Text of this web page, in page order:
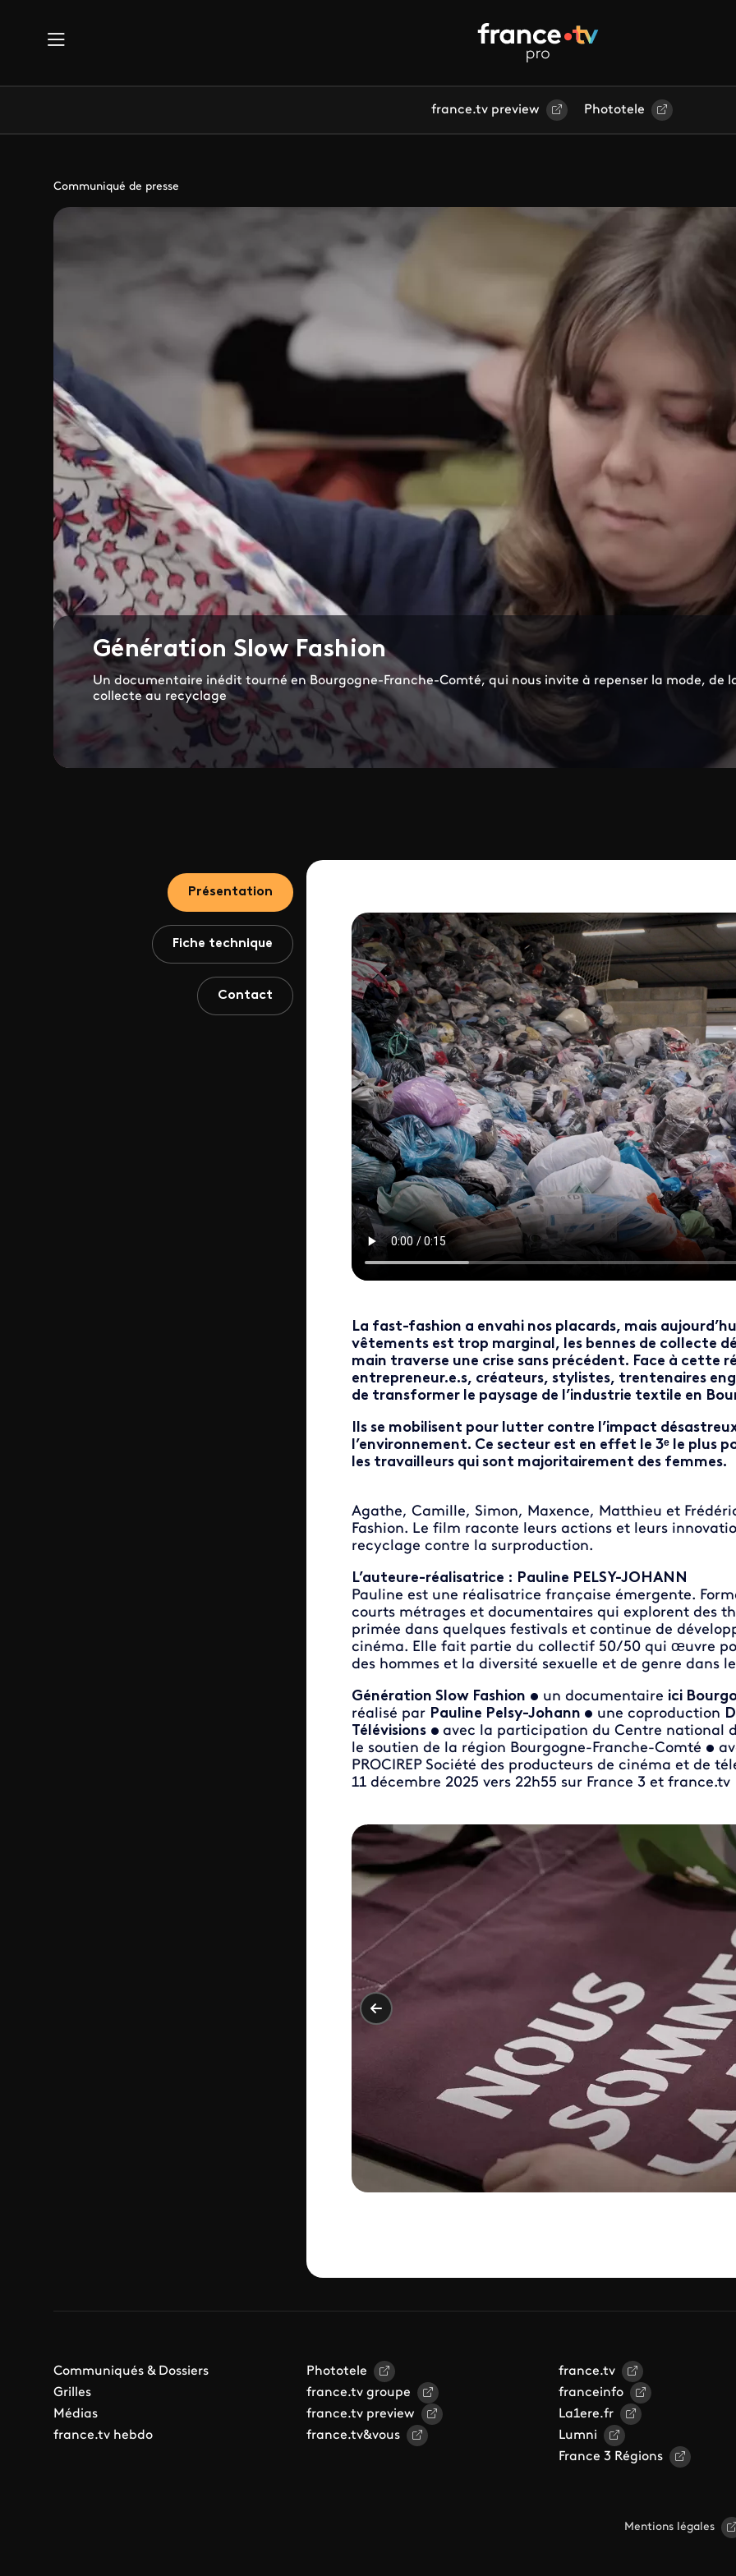
france.tv preview Phototele
Communiqué de presse
Génération Slow Fashion
Un documentaire inédit tourné en Bourgogne-Franche-Comté, qui nous invite à repenser la mode, de
collecte au recyclage
Présentation
Fiche technique
Contact
Video file
La fast-fashion a envahi nos placards, mais
vêtements est trop marginal, les bennes de collecte
main traverse une crise sans précédent. Face à cette
entrepreneur.e.s, créateurs, stylistes, trentenaires
de transformer le paysage de l’industrie textile en
Ils se mobilisent pour lutter contre l’impact
l’environnement. Ce secteur est en effet le 3ᵉ le
les travailleurs qui sont majoritairement des femmes.
Agathe, Camille, Simon, Maxence, Matthieu et
Fashion. Le film raconte leurs actions et leurs
recyclage contre la surproduction.
L’auteure-réalisatrice : Pauline PELSY-JOHANN
Pauline est une réalisatrice française émergente.
courts métrages et documentaires qui explorent des
primée dans quelques festivals et continue de
cinéma. Elle fait partie du collectif 50/50 qui œuvre
des hommes et la diversité sexuelle et de genre dans
Génération Slow Fashion • un documentaire ici
réalisé par Pauline Pelsy-Johann • une coproduction
Télévisions • avec la participation du Centre national
le soutien de la région Bourgogne-Franche-Comté •
PROCIREP Société des producteurs de cinéma et de
11 décembre 2025 vers 22h55 sur France 3 et france.tv
Communiqués & Dossiers
Grilles
Médias
france.tv hebdo
Phototele
france.tv groupe
france.tv preview
france.tv&vous
france.tv
franceinfo
La1ere.fr
Lumni
France 3 Régions
Mentions légales